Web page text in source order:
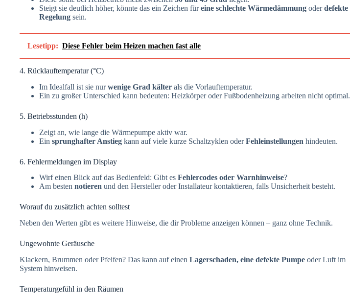
Steigt sie deutlich höher, könnte das ein Zeichen füreine schlechte Wärmedämmung oderdefekte
Regelung sein.
Lesetipp: Diese Fehler beim Heizen machen fast alle
4. Rücklauftemperatur (°C)
Im Idealfall ist sie nurwenige Grad kälter als die Vorlauftemperatur.
Ein zu großer Unterschied kann bedeuten: Heizkörper oder Fußbodenheizung arbeiten nicht optimal.
5. Betriebsstunden (h)
Zeigt an, wie lange die Wärmepumpe aktiv war.
Ein sprunghafter Anstieg kann auf viele kurze Schaltzyklen oderFehleinstellungen hindeuten.
6. Fehlermeldungen im Display
Wirf einen Blick auf das Bedienfeld: Gibt es Fehlercodes oder Warnhinweise?
Am besten notieren und den Hersteller oder Installateur kontaktieren, falls Unsicherheit besteht.
Worauf du zusätzlich achten solltest
Neben den Werten gibt es weitere Hinweise, die dir Probleme anzeigen können – ganz ohne Technik.
Ungewohnte Geräusche
Klackern, Brummen oder Pfeifen? Das kann auf einen Lagerschaden, eine defekte Pumpe oder Luft im
System hinweisen.
Temperaturgefühl in den Räumen